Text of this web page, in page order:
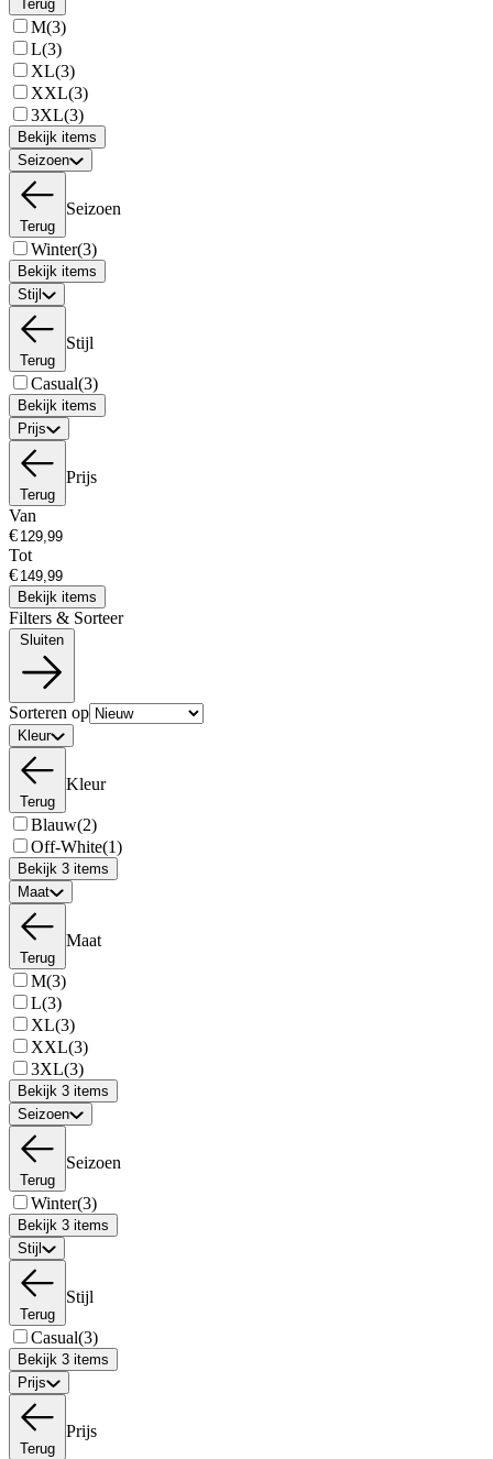
Terug
M(3)
L(3)
XL(3)
XXL(3)
3XL(3)
Bekijk items
Seizoen
Terug
Seizoen
Winter(3)
Bekijk items
Stijl
Terug
Stijl
Casual(3)
Bekijk items
Prijs
Terug
Prijs
Van
€
Tot
€
Bekijk items
Filters & Sorteer
Sorteren op
Kleur
Terug
Kleur
Blauw(2)
Off-White(1)
Bekijk 3 items
Maat
Terug
Maat
M(3)
L(3)
XL(3)
XXL(3)
3XL(3)
Bekijk 3 items
Seizoen
Terug
Seizoen
Winter(3)
Bekijk 3 items
Stijl
Terug
Stijl
Casual(3)
Bekijk 3 items
Prijs
Terug
Prijs